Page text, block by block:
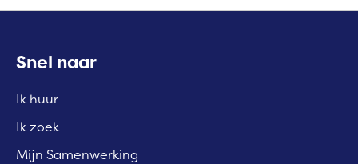
Contactinformatie
Snel naar
Ik huur
Ik zoek
Mijn Samenwerking